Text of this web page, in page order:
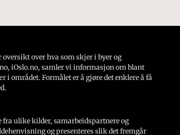
over hva som skjer i byer og
iOslo.no, samler vi informasjon om blant
området. Formålet er å gjøre det enklere å få
fra ulike kilder, samarbeidspartnere og
og presenteres slik det fremgår